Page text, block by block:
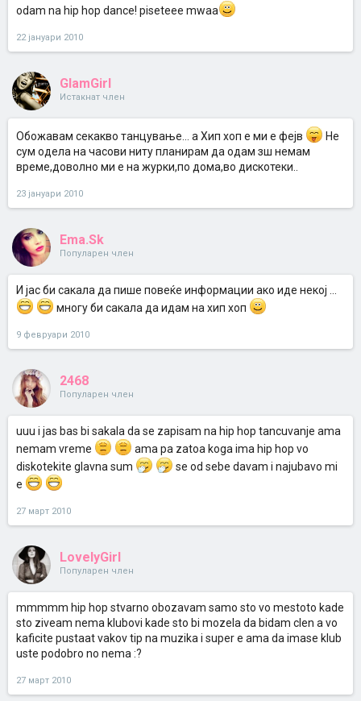
odam na hip hop dance! piseteee mwaa
22 јануари 2010
GlamGirl
Истакнат член
Обожавам секакво танцување... а Хип хоп е ми е фејв
Не
сум одела на часови ниту планирам да одам зш немам
време,доволно ми е на журки,по дома,во дискотеки..
23 јануари 2010
Ema.Sk
Популарен член
И јас би сакала да пише повеќе информации ако иде некој ...
многу би сакала да идам на хип хоп
9 февруари 2010
2468
Популарен член
uuu i jas bas bi sakala da se zapisam na hip hop tancuvanje ama
nemam vreme
ama pa zatoa koga ima hip hop vo
diskotekite glavna sum
se od sebe davam i najubavo mi
e
27 март 2010
LovelyGirl
Популарен член
mmmmm hip hop stvarno obozavam samo sto vo mestoto kade
sto ziveam nema klubovi kade sto bi mozela da bidam clen a vo
kaficite pustaat vakov tip na muzika i super e ama da imase klub
uste podobro no nema :?
27 март 2010